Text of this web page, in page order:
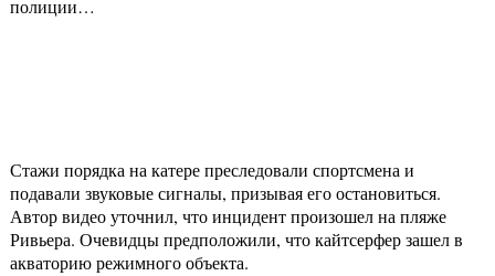
полиции…
Стажи порядка на катере преследовали спортсмена и
подавали звуковые сигналы, призывая его остановиться.
Автор видео уточнил, что инцидент произошел на пляже
Ривьера. Очевидцы предположили, что кайтсерфер зашел в
акваторию режимного объекта.